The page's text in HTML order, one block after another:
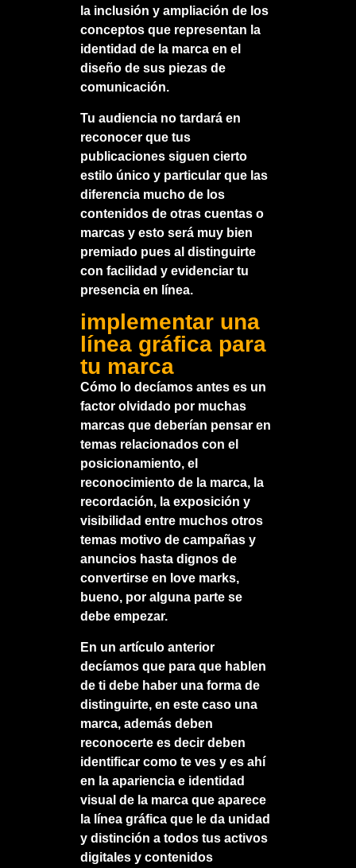
la inclusión y ampliación de los
conceptos que representan la
identidad de la marca en el
diseño de sus piezas de
comunicación.
Tu audiencia no tardará en
reconocer que tus
publicaciones siguen cierto
estilo único y particular que las
diferencia mucho de los
contenidos de otras cuentas o
marcas y esto será muy bien
premiado pues al distinguirte
con facilidad y evidenciar tu
presencia en línea.
implementar una
línea gráfica para
tu marca
Cómo lo decíamos antes es un
factor olvidado por muchas
marcas que deberían pensar en
temas relacionados con el
posicionamiento, el
reconocimiento de la marca, la
recordación, la exposición y
visibilidad entre muchos otros
temas motivo de campañas y
anuncios hasta dignos de
convertirse en love marks,
bueno, por alguna parte se
debe empezar.
En un artículo anterior
decíamos que para que hablen
de ti debe haber una forma de
distinguirte, en este caso una
marca, además deben
reconocerte es decir deben
identificar como te ves y es ahí
en la apariencia e identidad
visual de la marca que aparece
la línea gráfica que le da unidad
y distinción a todos tus activos
digitales y contenidos